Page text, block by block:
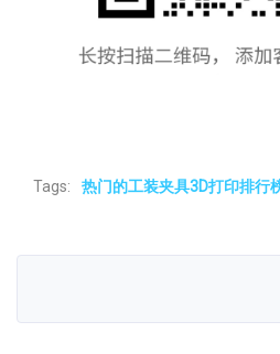
Tags: 热门的工装夹具3D打印排行